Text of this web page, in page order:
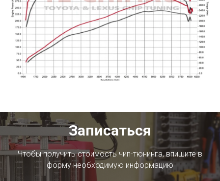
Записаться
Чтобы получить стоимость чип-тюнинга, впишите в
форму необходимую информацию